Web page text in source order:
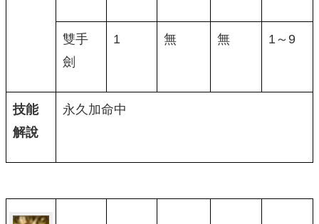
雙手
劍
1 無 無 1～9
技能
解說
永久加命中